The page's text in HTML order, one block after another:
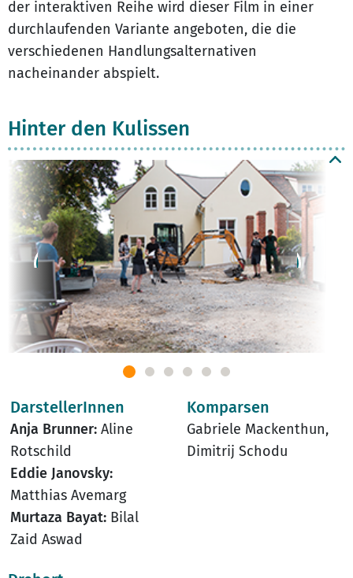
der interaktiven Reihe wird dieser Film in einer
durchlaufenden Variante angeboten, die die
verschiedenen Handlungsalternativen
nacheinander abspielt.
Hinter den Kulissen
DarstellerInnen
Anja Brunner: Aline
Rotschild
Eddie Janovsky:
Matthias Avemarg
Murtaza Bayat: Bilal
Zaid Aswad
Komparsen
Gabriele Mackenthun,
Dimitrij Schodu